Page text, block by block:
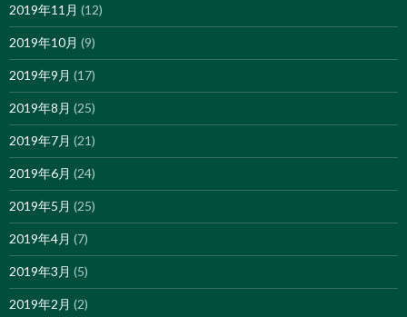
2019年11月 (12)
2019年10月 (9)
2019年9月 (17)
2019年8月 (25)
2019年7月 (21)
2019年6月 (24)
2019年5月 (25)
2019年4月 (7)
2019年3月 (5)
2019年2月 (2)